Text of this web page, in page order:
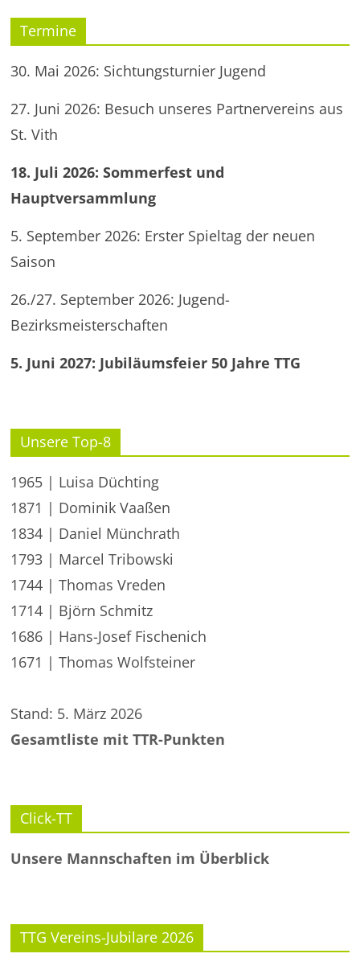
Termine
30. Mai 2026: Sichtungsturnier Jugend
27. Juni 2026: Besuch unseres Partnervereins aus
St. Vith
18. Juli 2026: Sommerfest und
Hauptversammlung
5. September 2026: Erster Spieltag der neuen
Saison
26./27. September 2026: Jugend-
Bezirksmeisterschaften
5. Juni 2027: Jubiläumsfeier 50 Jahre TTG
Unsere Top-8
1965 | Luisa Düchting
1871 | Dominik Vaaßen
1834 | Daniel Münchrath
1793 | Marcel Tribowski
1744 | Thomas Vreden
1714 | Björn Schmitz
1686 | Hans-Josef Fischenich
1671 | Thomas Wolfsteiner
Stand: 5. März 2026
Gesamtliste mit TTR-Punkten
Click-TT
Unsere Mannschaften im Überblick
TTG Vereins-Jubilare 2026